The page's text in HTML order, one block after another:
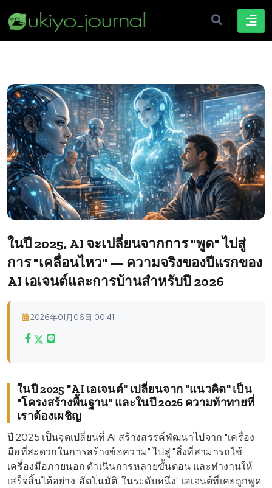
ในปี 2025, AI จะเปลี่ยนจากการ "พูด" ไปสู่
การ "เคลื่อนไหว" — ความจริงของปีแรกของ
AI เอเจนต์และการบ้านสำหรับปี 2026
2026年01月06日 00:41
ในปี 2025 "AI เอเจนต์" เปลี่ยนจาก "แนวคิด" เป็น
"โครงสร้างพื้นฐาน" และในปี 2026 ความท้าทายที่
เราต้องเผชิญ
ปี 2025 เป็นจุดเปลี่ยนที่ AI สร้างสรรค์พัฒนาไปจาก "เครื่อง
มือที่สะดวกในการสร้างข้อความ" ไปสู่ "สิ่งที่สามารถใช้
เครื่องมือภายนอก ดำเนินการหลายขั้นตอน และทำงานให้
เสร็จสิ้นได้อย่าง 'อัตโนมัติ' ในระดับหนึ่ง" เอเจนต์ที่เคยถูกพูด